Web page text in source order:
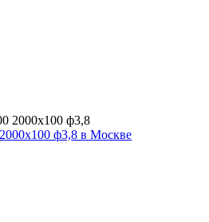
ф3,8 в Москве